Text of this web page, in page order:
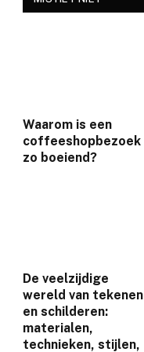
Waarom is een
coffeeshopbezoek
zo boeiend?
De veelzijdige
wereld van tekenen
en schilderen:
materialen,
technieken, stijlen,